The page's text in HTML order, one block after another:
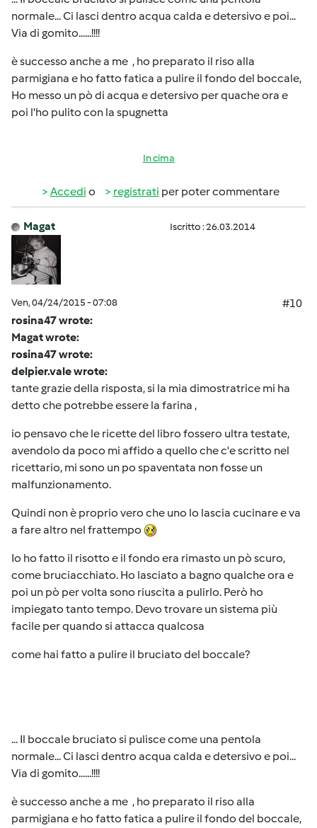
normale... Ci lasci dentro acqua calda e detersivo e poi...
Via di gomito......!!!!
è successo anche a me , ho preparato il riso alla
parmigiana e ho fatto fatica a pulire il fondo del boccale,
Ho messo un pò di acqua e detersivo per quache ora e
poi l'ho pulito con la spugnetta
In cima
Accedi o registrati per poter commentare
Magat Iscritto : 26.03.2014
Ven, 04/24/2015 - 07:08
#10
rosina47 wrote:
Magat wrote:
rosina47 wrote:
delpier.vale wrote:
tante grazie della risposta, si la mia dimostratrice mi ha
detto che potrebbe essere la farina ,
io pensavo che le ricette del libro fossero ultra testate,
avendolo da poco mi affido a quello che c'e scritto nel
ricettario, mi sono un po spaventata non fosse un
malfunzionamento.
Quindi non è proprio vero che uno lo lascia cucinare e va
a fare altro nel frattempo
Io ho fatto il risotto e il fondo era rimasto un pò scuro,
come bruciacchiato. Ho lasciato a bagno qualche ora e
poi un pò per volta sono riuscita a pulirlo. Però ho
impiegato tanto tempo. Devo trovare un sistema più
facile per quando si attacca qualcosa
come hai fatto a pulire il bruciato del boccale?
... Il boccale bruciato si pulisce come una pentola
normale... Ci lasci dentro acqua calda e detersivo e poi...
Via di gomito......!!!!
è successo anche a me , ho preparato il riso alla
parmigiana e ho fatto fatica a pulire il fondo del boccale,